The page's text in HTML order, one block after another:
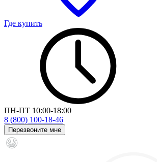
Где купить
ПН-ПТ 10:00-18:00
8 (800) 100-18-46
Перезвоните мне